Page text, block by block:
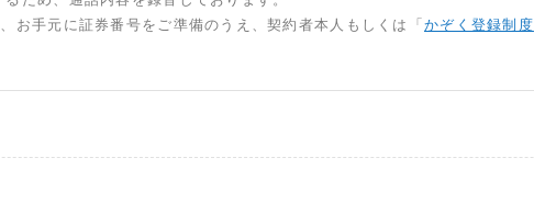
お手元に証券番号をご準備のうえ、契約者本人もしくは「かぞく登録制度